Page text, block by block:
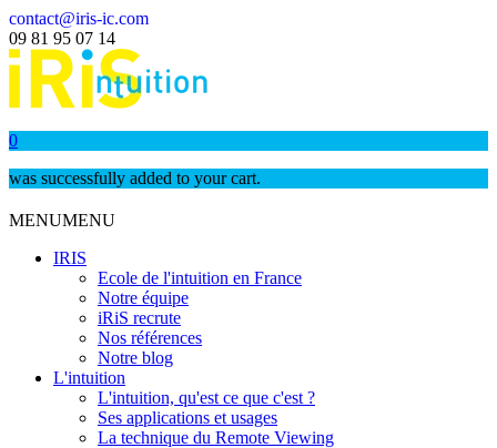
contact@iris-ic.com
09 81 95 07 14
0
was successfully added to your cart.
MENUMENU
IRIS
Ecole de l'intuition en France
Notre équipe
iRiS recrute
Nos références
Notre blog
L'intuition
L'intuition, qu'est ce que c'est ?
Ses applications et usages
La technique du Remote Viewing